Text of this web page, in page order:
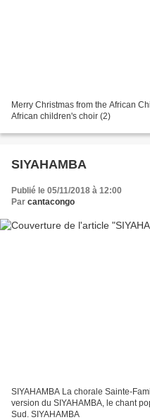
Merry Christmas from the African
African children's choir (2)
SIYAHAMBA
Publié le 05/11/2018 à 12:00
Par cantacongo
SIYAHAMBA La chorale Sainte-
version du SIYAHAMBA, le chant
Sud. SIYAHAMBA